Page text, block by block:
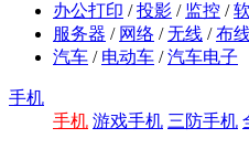
办公打印 /投影 / 监控 /
服务器 / 网络 /无线 /布
汽车 / 电动车 /汽车电子
手机
手机 游戏手机 三防手机